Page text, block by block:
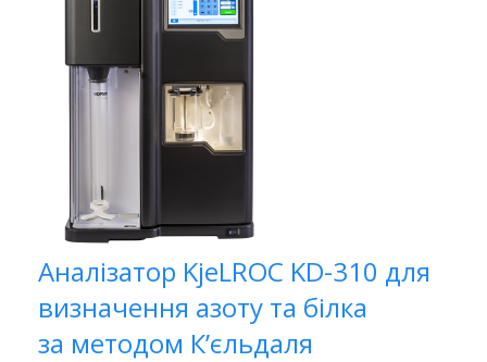
Аналізатор KjeLROC KD-310 для
визначення азоту та білка
за методом К’єльдаля